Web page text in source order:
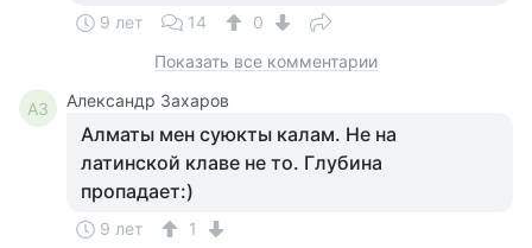
9 лет 14
0
Показать все комментарии
АЗ Александр Захаров
Алматы мен суюкты калам. Не на
латинской клаве не то. Глубина
пропадает:)
9 лет 1